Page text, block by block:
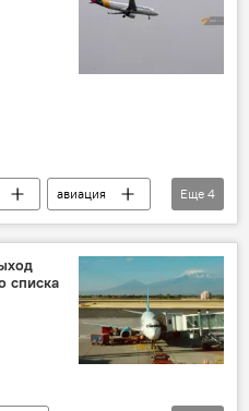
авиация
Еще 4
списка